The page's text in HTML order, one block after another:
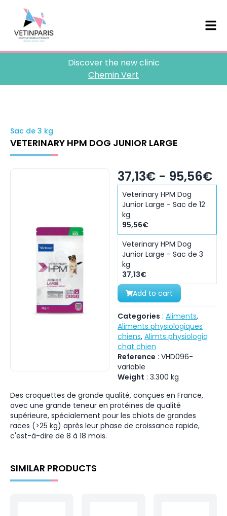
Discover the new clinic
Chemin Vert
Sac de 3 kg
VETERINARY HPM DOG JUNIOR LARGE
37,13€ - 95,56€
Veterinary HPM Dog
Junior Large - Sac de 12
kg
95,56€
Veterinary HPM Dog
Junior Large - Sac de 3
kg
37,13€
Add to cart
Categories : Aliments,
Aliments physiologiques
chiens, Alimts physiologiq
chat chien
Reference : VHD096-
variable
Weight : 3.300 kg
Des croquettes de grande qualité, conçues en France,
avec une grande teneur en protéines de qualité
supérieure, spécialement pour les chiots de grandes
races (>25 kg) après leur phase de croissance rapide,
c'est-à-dire de 8 à 18 mois.
SIMILAR PRODUCTS